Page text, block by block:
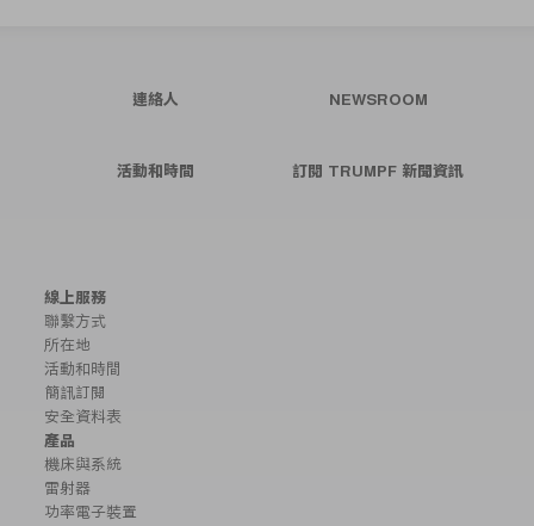
連絡人 NEWSROOM
活動和時間 訂閱 TRUMPF 新聞資訊
線上服務
聯繫方式
所在地
活動和時間
簡訊訂閱
安全資料表
產品
機床與系統
雷射器
功率電子裝置